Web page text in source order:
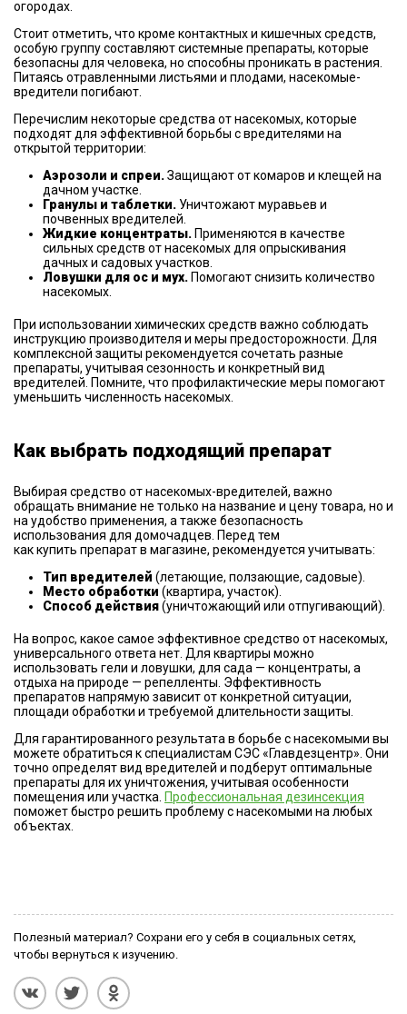
огородах.
Стоит отметить, что кроме контактных и кишечных средств,
особую группу составляют системные препараты, которые
безопасны для человека, но способны проникать в растения.
Питаясь отравленными листьями и плодами, насекомые-
вредители погибают.
Перечислим некоторые средства от насекомых, которые
подходят для эффективной борьбы с вредителями на
открытой территории:
Аэрозоли и спреи.Защищают от комаров и клещей на
дачном участке.
Гранулы и таблетки. Уничтожают муравьев и
почвенных вредителей.
Жидкие концентраты. Применяются в качестве
сильных средств от насекомых для опрыскивания
дачных и садовых участков.
Ловушки для ос и мух. Помогают снизить количество
насекомых.
При использовании химических средств важно соблюдать
инструкцию производителя и меры предосторожности. Для
комплексной защиты рекомендуется сочетать разные
препараты, учитывая сезонность и конкретный вид
вредителей. Помните, что профилактические меры помогают
уменьшить численность насекомых.
Как выбрать подходящий препарат
Выбирая средство от насекомых-вредителей, важно
обращать внимание не только на название и цену товара, но и
на удобство применения, а также безопасность
использования для домочадцев. Перед тем
как купить препарат в магазине, рекомендуется учитывать:
Тип вредителей (летающие, ползающие, садовые).
Место обработки (квартира, участок).
Способ действия(уничтожающий или отпугивающий).
На вопрос, какое самое эффективное средство от насекомых,
универсального ответа нет. Для квартиры можно
использовать гели и ловушки, для сада — концентраты, а
отдыха на природе — репелленты. Эффективность
препаратов напрямую зависит от конкретной ситуации,
площади обработки и требуемой длительности защиты.
Для гарантированного результата в борьбе с насекомыми вы
можете обратиться к специалистам СЭС «Главдезцентр». Они
точно определят вид вредителей и подберут оптимальные
препараты для их уничтожения, учитывая особенности
помещения или участка. Профессиональная дезинсекция
поможет быстро решить проблему с насекомыми на любых
объектах.
Полезный материал? Сохрани его у себя в социальных сетях,
чтобы вернуться к изучению.